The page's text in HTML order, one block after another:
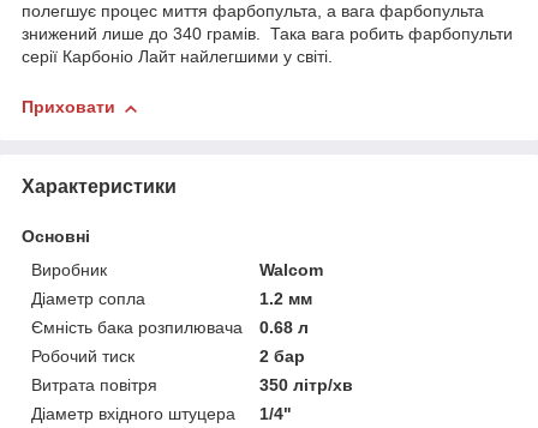
полегшує процес миття фарбопульта, а вага фарбопульта
знижений лише до 340 грамів. Така вага робить фарбопульти
серії Карбоніо Лайт найлегшими у світі.
Приховати
Характеристики
Основні
Виробник
Walcom
Діаметр сопла
1.2 мм
Ємність бака розпилювача
0.68 л
Робочий тиск
2 бар
Витрата повітря
350 літр/хв
Діаметр вхідного штуцера
1/4"